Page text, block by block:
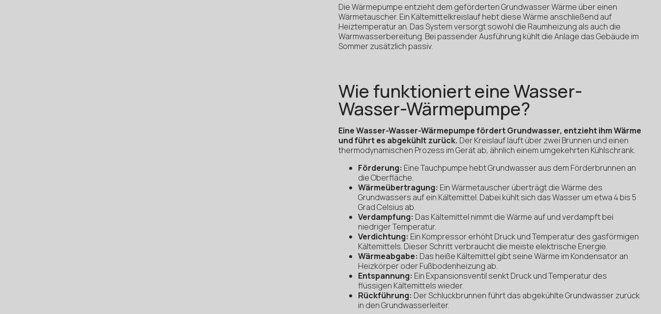
Die Wärmepumpe entzieht dem geförderten Grundwasser Wärme über einen
Wärmetauscher. Ein Kältemittelkreislauf hebt diese Wärme anschließend auf
Heiztemperatur an. Das System versorgt sowohl die Raumheizung als auch die
Warmwasserbereitung. Bei passender Ausführung kühlt die Anlage das Gebäude im
Sommer zusätzlich passiv.
Wie funktioniert eine Wasser-
Wasser-Wärmepumpe?
Eine Wasser-Wasser-Wärmepumpe fördert Grundwasser, entzieht ihm Wärme
und führt es abgekühlt zurück. Der Kreislauf läuft über zwei Brunnen und einen
thermodynamischen Prozess im Gerät ab, ähnlich einem umgekehrten Kühlschrank.
Förderung: Eine Tauchpumpe hebt Grundwasser aus dem Förderbrunnen an
die Oberfläche.
Wärmeübertragung: Ein Wärmetauscher überträgt die Wärme des
Grundwassers auf ein Kältemittel. Dabei kühlt sich das Wasser um etwa 4 bis 5
Grad Celsius ab.
Verdampfung: Das Kältemittel nimmt die Wärme auf und verdampft bei
niedriger Temperatur.
Verdichtung: Ein Kompressor erhöht Druck und Temperatur des gasförmigen
Kältemittels. Dieser Schritt verbraucht die meiste elektrische Energie.
Wärmeabgabe: Das heiße Kältemittel gibt seine Wärme im Kondensator an
Heizkörper oder Fußbodenheizung ab.
Entspannung: Ein Expansionsventil senkt Druck und Temperatur des
flüssigen Kältemittels wieder.
Rückführung: Der Schluckbrunnen führt das abgekühlte Grundwasser zurück
in den Grundwasserleiter.